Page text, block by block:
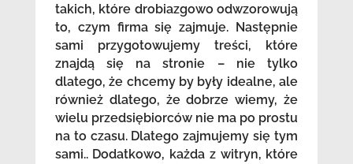
takich, które drobiazgowo odwzorowują
to, czym firma się zajmuje. Następnie
sami przygotowujemy treści, które
znajdą się na stronie – nie tylko
dlatego, że chcemy by były idealne, ale
również dlatego, że dobrze wiemy, że
wielu przedsiębiorców nie ma po prostu
na to czasu. Dlatego zajmujemy się tym
sami.. Dodatkowo, każda z witryn, które